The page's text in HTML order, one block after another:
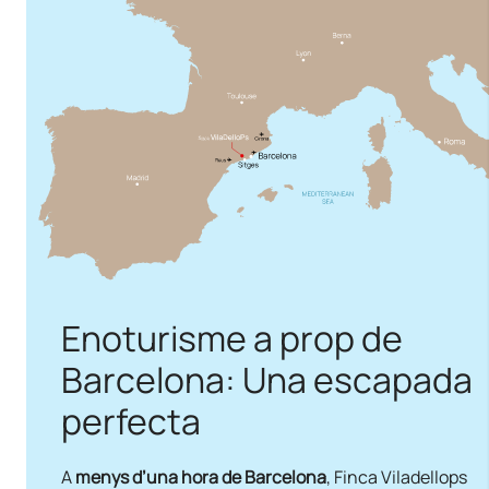
Enoturisme a prop de
Barcelona: Una escapada
perfecta
Amenys d’una hora de Barcelona, Finca Viladellops